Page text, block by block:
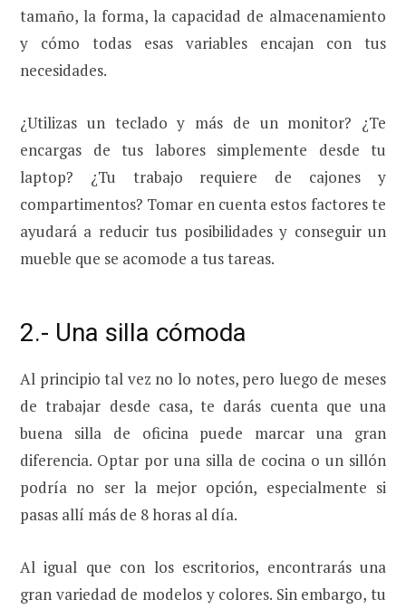
tamaño, la forma, la capacidad de almacenamiento
y cómo todas esas variables encajan con tus
necesidades.
¿Utilizas un teclado y más de un monitor? ¿Te
encargas de tus labores simplemente desde tu
laptop? ¿Tu trabajo requiere de cajones y
compartimentos? Tomar en cuenta estos factores te
ayudará a reducir tus posibilidades y conseguir un
mueble que se acomode a tus tareas.
2.- Una silla cómoda
Al principio tal vez no lo notes, pero luego de meses
de trabajar desde casa, te darás cuenta que una
buena silla de oficina puede marcar una gran
diferencia. Optar por una silla de cocina o un sillón
podría no ser la mejor opción, especialmente si
pasas allí más de 8 horas al día.
Al igual que con los escritorios, encontrarás una
gran variedad de modelos y colores. Sin embargo, tu